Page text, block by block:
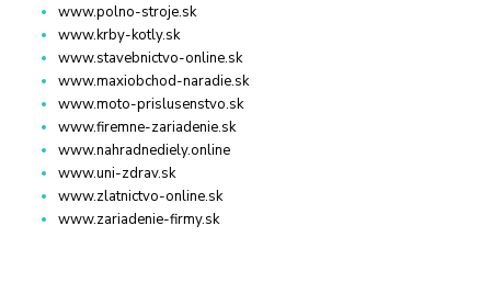
www.polno-stroje.sk
www.krby-kotly.sk
www.stavebnictvo-online.sk
www.maxiobchod-naradie.sk
www.moto-prislusenstvo.sk
www.firemne-zariadenie.sk
www.nahradnediely.online
www.uni-zdrav.sk
www.zlatnictvo-online.sk
www.zariadenie-firmy.sk